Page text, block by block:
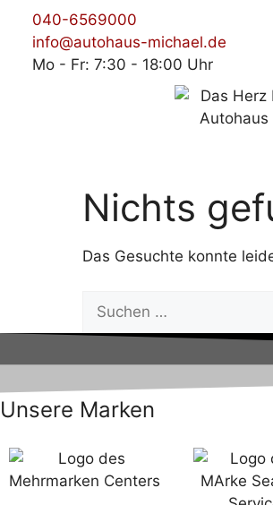
040-6569000
info@autohaus-michael.de
Mo - Fr: 7:30 - 18:00 Uhr
Nichts
Das Gesuchte konnte
Unsere Marken